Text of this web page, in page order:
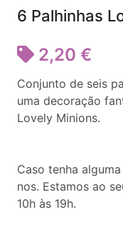
6 Palhinhas
2,20 €
Conjunto de seis
uma decoração
Lovely Minions.
Caso tenha
nos. Estamos ao
10h às 19h.